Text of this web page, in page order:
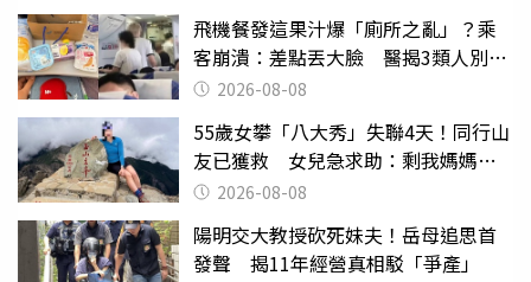
飛機餐發這果汁爆「廁所之亂」？乘
客崩潰：差點丟大臉 醫揭3類人別亂
喝 2026-08-08
55歲女攀「八大秀」失聯4天！同行山
友已獲救 女兒急求助：剩我媽媽還
沒找到
2026-08-08
陽明交大教授砍死妹夫！岳母追思首
發聲 揭11年經營真相駁「爭產」